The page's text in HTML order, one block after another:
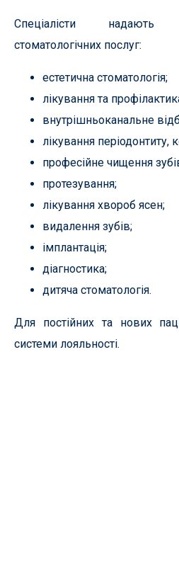
Спеціалісти
стоматологічних послуг:
естетична стоматологія;
лікування та
внутрішньоканальне
лікування періодонтиту,
професійне чищення
протезування;
лікування хвороб ясен;
видалення зубів;
імплантація;
діагностика;
дитяча стоматологія.
Для постійних та нових
системи лояльності.